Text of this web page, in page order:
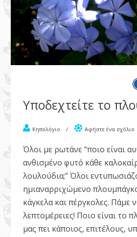
Υποδεχτείτε το
Κηπολόγιο / Αφήστε ένα σχόλιο
Όλοι με ρωτάνε “ποιο είναι
ανθισμένο φυτό κάθε
λουλούδια;” Όλοι
ημιαναρριχώμενο
κάγκελα και πέργκολες. Πάμε
λεπτομέρειες! Ποιο είναι το
μας πει κάποιος, επιτέλους,